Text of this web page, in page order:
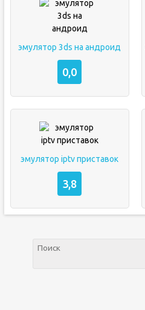
эмулятор 3ds на андроид
0,0
эмулятор iptv приставок
3,8